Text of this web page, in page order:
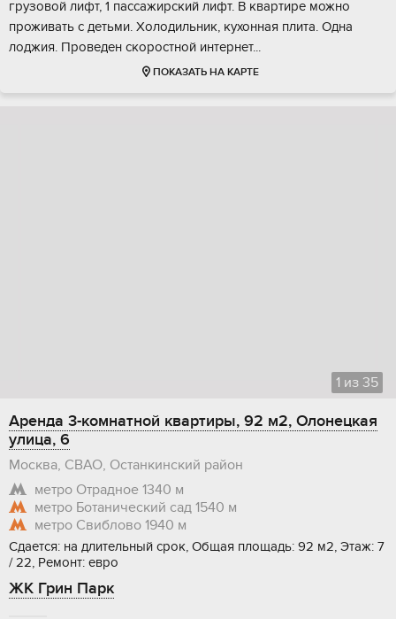
грузовой лифт, 1 пассажирский лифт. В квартире можно
проживать с детьми. Холодильник, кухонная плита. Одна
лоджия. Проведен скоростной интернет...
ПОКАЗАТЬ НА КАРТЕ
1 из 35
Аренда 3-комнатной квартиры, 92 м2, Олонецкая
улица, 6
Москва, СВАО, Останкинский район
метро Отрадное 1340 м
метро Ботанический сад 1540 м
метро Свиблово 1940 м
Сдается: на длительный срок, Общая площадь: 92 м2, Этаж: 7
/ 22, Ремонт: евро
ЖК Грин Парк